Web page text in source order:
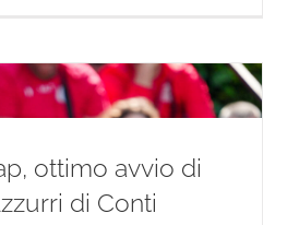
ottimo avvio di
di Conti